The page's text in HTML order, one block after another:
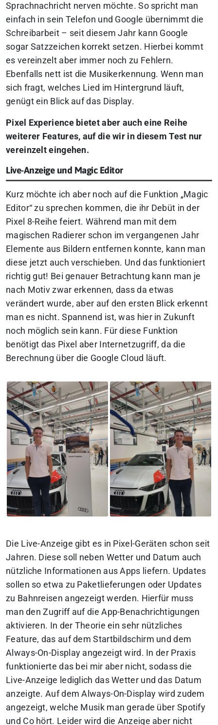
Sprachnachricht nerven möchte. So spricht man
einfach in sein Telefon und Google übernimmt die
Schreibarbeit – seit diesem Jahr kann Google
sogar Satzzeichen korrekt setzen. Hierbei kommt
es vereinzelt aber immer noch zu Fehlern.
Ebenfalls nett ist die Musikerkennung. Wenn man
sich fragt, welches Lied im Hintergrund läuft,
genügt ein Blick auf das Display.
Pixel Experience bietet aber auch eine Reihe
weiterer Features, auf die wir in diesem Test nur
vereinzelt eingehen.
Live-Anzeige und Magic Editor
Kurz möchte ich aber noch auf die Funktion „Magic
Editor“ zu sprechen kommen, die ihr Debüt in der
Pixel 8-Reihe feiert. Während man mit dem
magischen Radierer schon im vergangenen Jahr
Elemente aus Bildern entfernen konnte, kann man
diese jetzt auch verschieben. Und das funktioniert
richtig gut! Bei genauer Betrachtung kann man je
nach Motiv zwar erkennen, dass da etwas
verändert wurde, aber auf den ersten Blick erkennt
man es nicht. Spannend ist, was hier in Zukunft
noch möglich sein kann. Für diese Funktion
benötigt das Pixel aber Internetzugriff, da die
Berechnung über die Google Cloud läuft.
Die Live-Anzeige gibt es in Pixel-Geräten schon seit
Jahren. Diese soll neben Wetter und Datum auch
nützliche Informationen aus Apps liefern. Updates
sollen so etwa zu Paketlieferungen oder Updates
zu Bahnreisen angezeigt werden. Hierfür muss
man den Zugriff auf die App-Benachrichtigungen
aktivieren. In der Theorie ein sehr nützliches
Feature, das auf dem Startbildschirm und dem
Always-On-Display angezeigt wird. In der Praxis
funktionierte das bei mir aber nicht, sodass die
Live-Anzeige lediglich das Wetter und das Datum
anzeigte. Auf dem Always-On-Display wird zudem
angezeigt, welche Musik man gerade über Spotify
und Co hört. Leider wird die Anzeige aber nicht